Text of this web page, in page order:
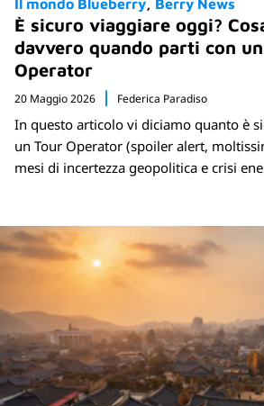
Il mondo Blueberry Berry News
È sicuro viaggiare oggi?
davvero quando parti con
Operator
20 Maggio 2026 Federica Paradiso
In questo articolo vi diciamo quanto è
un Tour Operator (spoiler alert,
mesi di incertezza geopolitica e crisi